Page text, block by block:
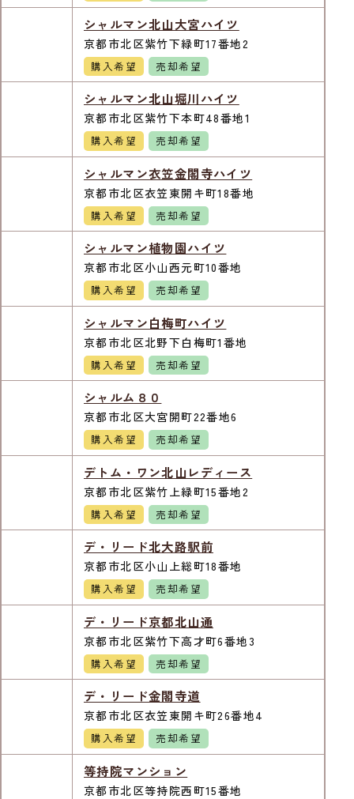
シャルマン北山大宮ハイツ
京都市北区紫竹下緑町17番地2
購入希望 売却希望
シャルマン北山堀川ハイツ
京都市北区紫竹下本町48番地1
購入希望 売却希望
シャルマン衣笠金閣寺ハイツ
京都市北区衣笠東開キ町18番地
購入希望 売却希望
シャルマン植物園ハイツ
京都市北区小山西元町10番地
購入希望 売却希望
シャルマン白梅町ハイツ
京都市北区北野下白梅町1番地
購入希望 売却希望
シャルム８０
京都市北区大宮開町22番地6
購入希望 売却希望
デトム・ワン北山レディース
京都市北区紫竹上緑町15番地2
購入希望 売却希望
デ・リード北大路駅前
京都市北区小山上総町18番地
購入希望 売却希望
デ・リード京都北山通
京都市北区紫竹下高才町6番地3
購入希望 売却希望
デ・リード金閣寺道
京都市北区衣笠東開キ町26番地4
購入希望 売却希望
等持院マンション
京都市北区等持院西町15番地